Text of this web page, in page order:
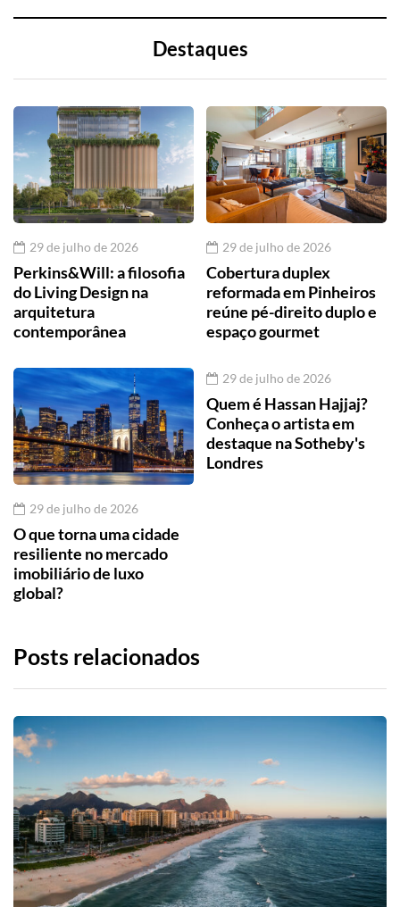
Destaques
29 de julho de 2026
Perkins&Will: a filosofia
do Living Design na
arquitetura
contemporânea
29 de julho de 2026
Cobertura duplex
reformada em Pinheiros
reúne pé-direito duplo e
espaço gourmet
29 de julho de 2026
O que torna uma cidade
resiliente no mercado
imobiliário de luxo
global?
29 de julho de 2026
Quem é Hassan Hajjaj?
Conheça o artista em
destaque na Sotheby's
Londres
Posts relacionados